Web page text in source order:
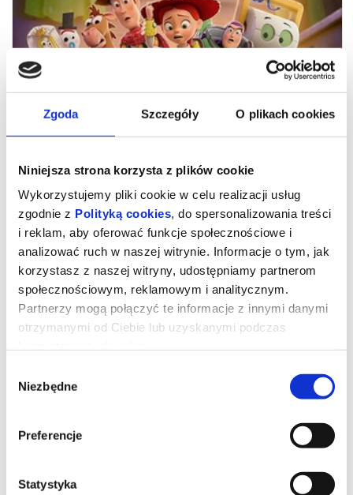
Zgoda Szczegóły O plikach cookies
Niniejsza strona korzysta z plików cookie
Wykorzystujemy pliki cookie w celu realizacji usług
zgodnie z Polityką cookies, do spersonalizowania treści
i reklam, aby oferować funkcje społecznościowe i
analizować ruch w naszej witrynie. Informacje o tym, jak
korzystasz z naszej witryny, udostępniamy partnerom
społecznościowym, reklamowym i analitycznym.
Partnerzy mogą połączyć te informacje z innymi danymi
otrzymanymi od Ciebie lub uzyskanymi podczas
zgody
Niezbędne
Preferencje
Statystyka
Toy Story 5
Zabawki powracają w filmie Disneya i Pixara „Toy Story 5”, w